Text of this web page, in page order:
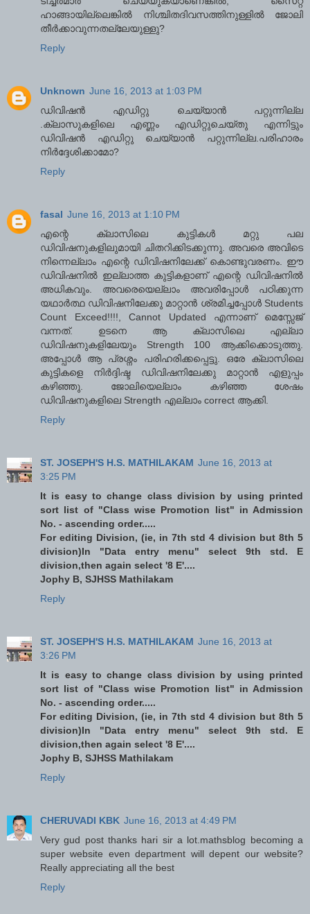
ഹാങ്ങായില്ലെങ്കില്‍ നിശ്ചിതദിവസത്തിനുള്ളില്‍ ജോലി
തീര്‍ക്കാവുന്നതല്ലേയുള്ളു?
Reply
Unknown June 16, 2013 at 1:03 PM
ഡിവിഷന്‍ എഡിറ്റു ചെയ്യാന്‍ പറ്റുന്നില്ല
.ക്ലാസുകളിലെ എണ്ണം എഡിറ്റുചെയ്തു എന്നിട്ടും
ഡിവിഷന്‍ എഡിറ്റു ചെയ്യാന്‍ പറ്റുന്നില്ല.പരിഹാരം
നിര്‍ദ്ദേശിക്കാമോ?
Reply
fasal June 16, 2013 at 1:10 PM
എന്റെ ക്ലാസിലെ കുട്ടികള്‍ മറ്റു പല
ഡിവിഷനുകളിലുമായി ചിതറിക്കിടക്കുന്നു. അവരെ അവിടെ
നിന്നെല്ലാം എന്റെ ഡിവിഷനിലേക്ക് കൊണ്ടുവരണം. ഈ
ഡിവിഷനില്‍ ഇല്ലാത്ത കുട്ടികളാണ് എന്റെ ഡിവിഷനില്‍
അധികവും. അവരെയെല്ലാം അവരിപ്പോള്‍ പഠിക്കുന്ന
യഥാര്‍ത്ഥ ഡിവിഷനിലേക്കു മാറ്റാന്‍ ശ്രമിച്ചപ്പോള്‍ Students
Count Exceed!!!!, Cannot Updated എന്നാണ് മെസ്സേജ്
വന്നത്. ഉടനെ ആ ക്ലാസിലെ എല്ലാ
ഡിവിഷനുകളിലേയും Strength 100 ആക്കിക്കൊടുത്തു.
അപ്പോള്‍ ആ പ്രശ്നം പരിഹരിക്കപ്പെട്ടു. ഒരേ ക്ലാസിലെ
കുട്ടികളെ നിര്‍ദ്ദിഷ്ട ഡിവിഷനിലേക്കു മാറ്റാന്‍ എളുപ്പം
കഴിഞ്ഞു. ജോലിയെല്ലാം കഴിഞ്ഞ ശേഷം
ഡിവിഷനുകളിലെ Strength എല്ലാം correct ആക്കി.
Reply
ST. JOSEPH'S H.S. MATHILAKAM June 16, 2013 at
3:25 PM
It is easy to change class division by using printed
sort list of "Class wise Promotion list" in Admission
No. - ascending order.....
For editing Division, (ie, in 7th std 4 division but 8th 5
division)In "Data entry menu" select 9th std. E
division,then again select '8 E'....
Jophy B, SJHSS Mathilakam
Reply
ST. JOSEPH'S H.S. MATHILAKAM June 16, 2013 at
3:26 PM
It is easy to change class division by using printed
sort list of "Class wise Promotion list" in Admission
No. - ascending order.....
For editing Division, (ie, in 7th std 4 division but 8th 5
division)In "Data entry menu" select 9th std. E
division,then again select '8 E'....
Jophy B, SJHSS Mathilakam
Reply
CHERUVADI KBK June 16, 2013 at 4:49 PM
Very gud post thanks hari sir a lot.mathsblog becoming a
super website even department will depent our website?
Really appreciating all the best
Reply